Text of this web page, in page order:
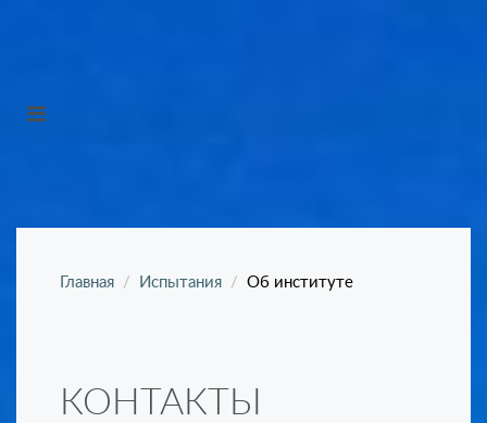
Главная Испытания Об институте
КОНТАКТЫ